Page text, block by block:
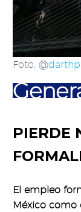
Foto. @
PIERDE
El empleo
México como